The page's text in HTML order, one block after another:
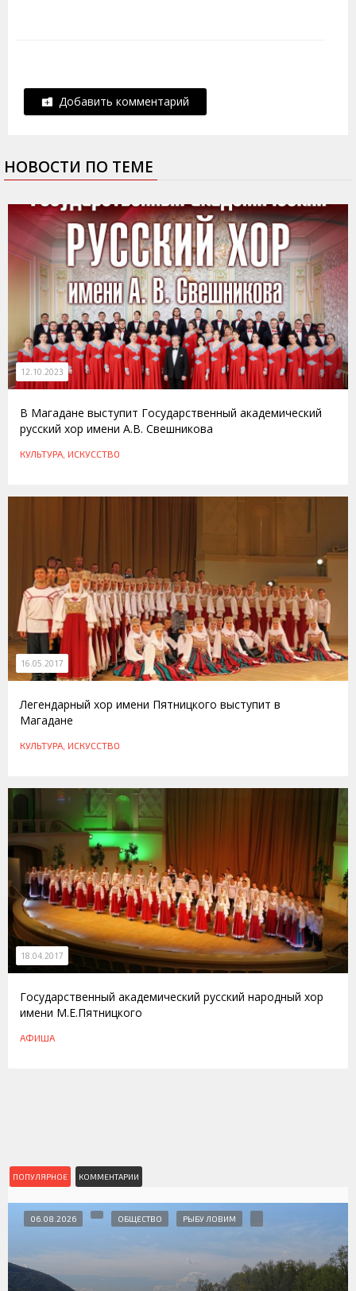
Добавить комментарий
НОВОСТИ ПО ТЕМЕ
12.10.2023
В Магадане выступит Государственный академический
русский хор имени А.В. Свешникова
КУЛЬТУРА, ИСКУССТВО
16.05.2017
Легендарный хор имени Пятницкого выступит в
Магадане
КУЛЬТУРА, ИСКУССТВО
18.04.2017
Государственный академический русский народный хор
имени М.Е.Пятницкого
АФИША
ПОПУЛЯРНОЕ КОММЕНТАРИИ
06.08.2026 ОБЩЕСТВО РЫБУ ЛОВИМ